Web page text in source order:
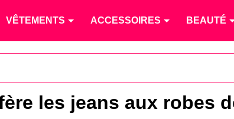
VÊTEMENTS ACCESSOIRES BEAUTÉ
les jeans aux robes